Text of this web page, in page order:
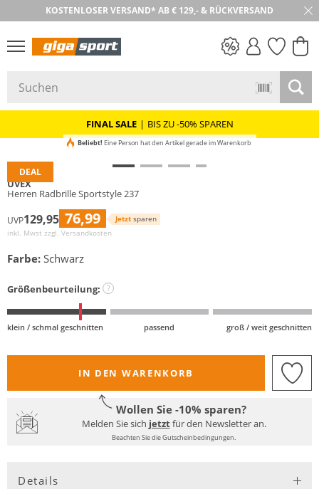
KOSTENLOSER VERSAND* AB € 129,- & RÜCKVERSAND
30 TAGE RÜCKGABE
FINAL SALE | BIS ZU -50% SPAREN
DEAL
Beliebt! Eine Person hat den Artikel gerade im Warenkorb
UVEX
Herren Radbrille Sportstyle 237
UVP129,95 76,99 Jetzt sparen
inkl. Mwst zzgl. Versandkosten
Farbe: Schwarz
Größenbeurteilung: ?
klein / schmal geschnitten passend groß / weit geschnitten
IN DEN WARENKORB
Wollen Sie -10% sparen?
Melden Sie sich jetztfür den Newsletter an.
Beachten Sie die Gutscheinbedingungen.
Details